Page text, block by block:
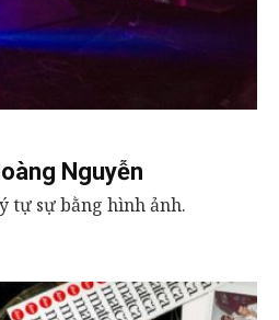
Nguyễn
tự sự bằng hình ảnh.